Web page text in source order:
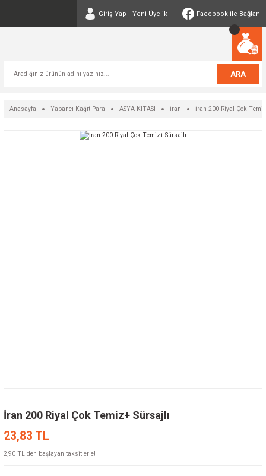
Giriş Yap Yeni Üyelik Facebook ile Bağlan
ARA
Anasayfa Yabancı Kağıt Para ASYA KITASI İran İran 200 Riyal Çok
İran 200 Riyal Çok Temiz+ Sürsajlı
23,83 TL
2,90 TL den başlayan taksitlerle!